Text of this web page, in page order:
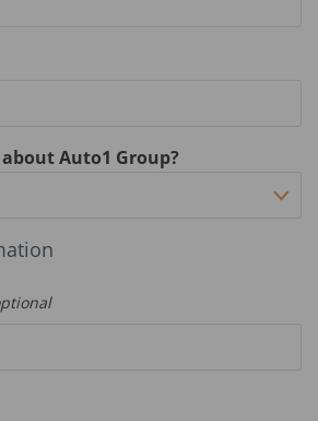
Auto1 Group?